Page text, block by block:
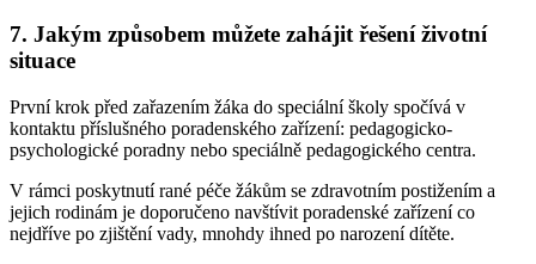
7. Jakým způsobem můžete zahájit řešení životní
situace
První krok před zařazením žáka do speciální školy spočívá v
kontaktu příslušného poradenského zařízení: pedagogicko-
psychologické poradny nebo speciálně pedagogického centra.
V rámci poskytnutí rané péče žákům se zdravotním postižením a
jejich rodinám je doporučeno navštívit poradenské zařízení co
nejdříve po zjištění vady, mnohdy ihned po narození dítěte.